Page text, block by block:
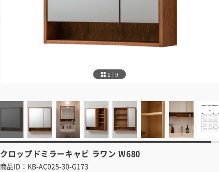
1｜9
クロップドミラーキャビ ラワン W680
商品ID：KB-AC025-30-G173